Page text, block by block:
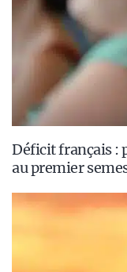
Déficit français :
au premier